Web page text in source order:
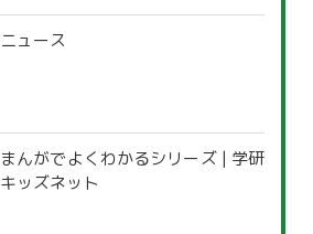
ニュース
まんがでよくわかるシリーズ | 学研
キッズネット